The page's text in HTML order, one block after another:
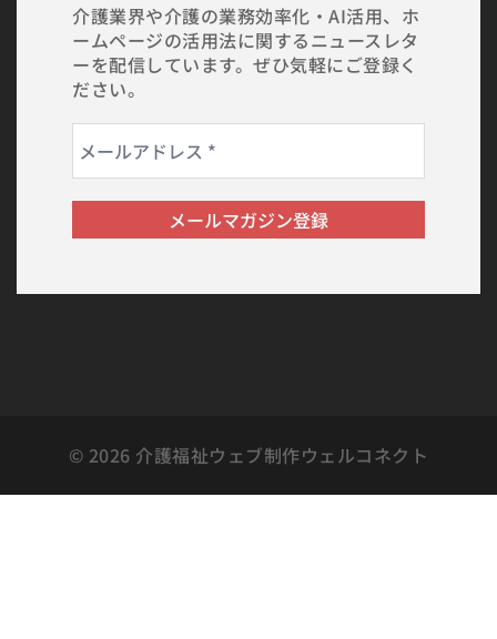
介護業界や介護の業務効率化・AI活用、ホ
ームページの活用法に関するニュースレタ
ーを配信しています。ぜひ気軽にご登録く
ださい。
© 2026 介護福祉ウェブ制作ウェルコネクト